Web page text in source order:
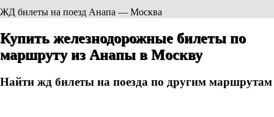
ЖД билеты на поезд Анапа — Москва
Купить железнодорожные билеты по
маршруту из Анапы в Москву
Найти жд билеты на поезда по другим маршрутам